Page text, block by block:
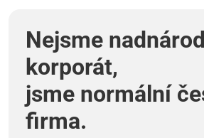
Nejsme
korporát,
jsme normální
firma.